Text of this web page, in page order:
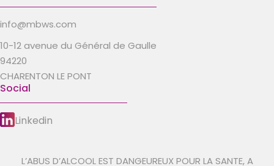
info@mbws.com
10-12 avenue du Général de Gaulle
94220
CHARENTON LE PONT
Social
Linkedin
L’ABUS D’ALCOOL EST DANGEUREUX POUR LA SANTE, A